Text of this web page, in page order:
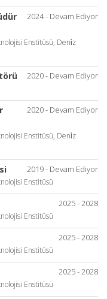
2024 - Devam Ediyor
Enstitüsü, Deni̇z
2020 - Devam Ediyor
2020 - Devam Ediyor
Enstitüsü, Deni̇z
2019 - Devam Ediyor
Enstitüsü
2025 - 2028
Enstitüsü
2025 - 2028
Enstitüsü
2025 - 2028
Enstitüsü